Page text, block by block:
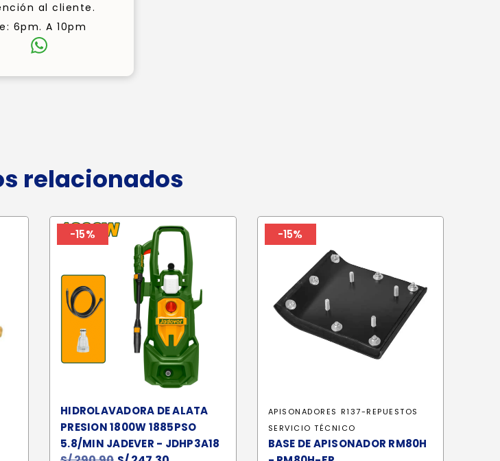
al cliente.
6pm. A 10pm
relacionados
-15%
HIDROLAVADORA DE ALATA
PRESION 1800W 1885PSO
5.8/MIN JADEVER - JDHP3A18
-15%
APISONADORES R137-REPUESTOS
SERVICIO TÉCNICO
BASE DE APISONADOR RM80H